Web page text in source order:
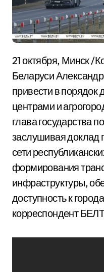
21 октября, Минск /Корр. БЕЛТА/. Президент
Беларуси
привести в
центрами и
глава государства
заслушивая доклад
сети
формирования
инфраструктуры,
доступность к
корреспондент